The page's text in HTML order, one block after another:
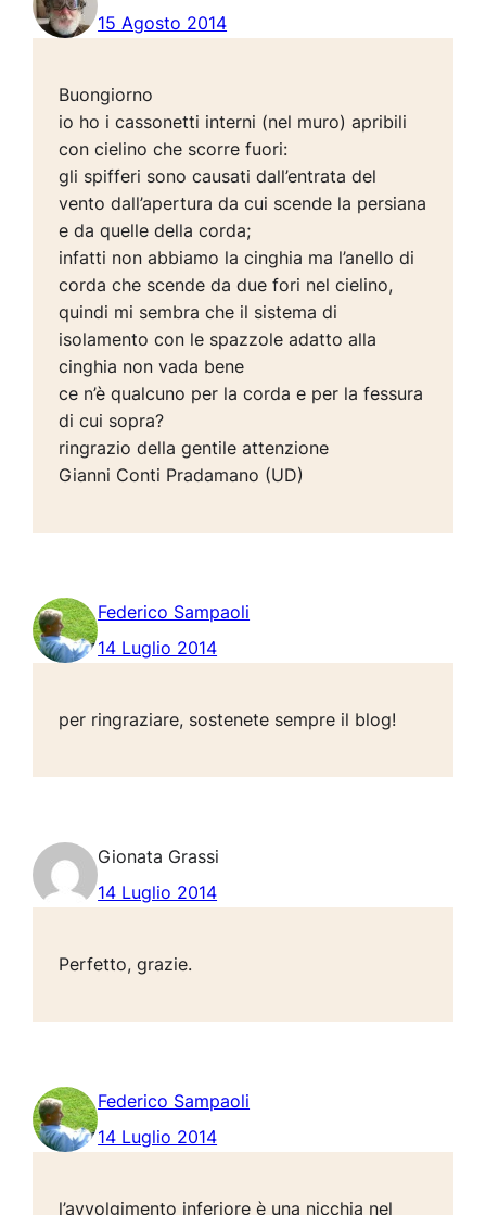
15 Agosto 2014
Buongiorno
io ho i cassonetti interni (nel muro) apribili
con cielino che scorre fuori:
gli spifferi sono causati dall’entrata del
vento dall’apertura da cui scende la persiana
e da quelle della corda;
infatti non abbiamo la cinghia ma l’anello di
corda che scende da due fori nel cielino,
quindi mi sembra che il sistema di
isolamento con le spazzole adatto alla
cinghia non vada bene
ce n’è qualcuno per la corda e per la fessura
di cui sopra?
ringrazio della gentile attenzione
Gianni Conti Pradamano (UD)
Federico Sampaoli
14 Luglio 2014
per ringraziare, sostenete sempre il blog!
Gionata Grassi
14 Luglio 2014
Perfetto, grazie.
Federico Sampaoli
14 Luglio 2014
l’avvolgimento inferiore è una nicchia nel